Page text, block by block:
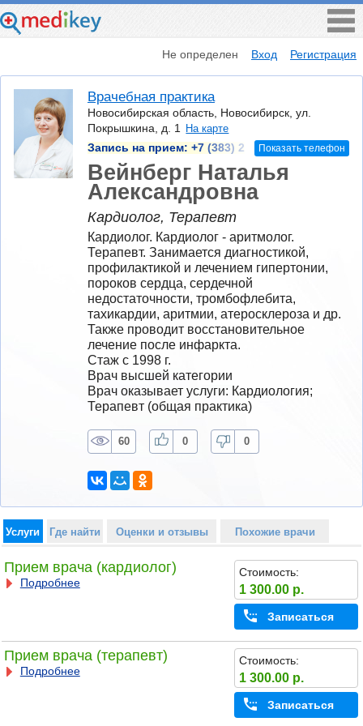
Не определен Вход Регистрация
Врачебная практика
Новосибирская область, Новосибирск, ул.
Покрышкина, д. 1
На карте
Запись на прием: +7 (383) 2 Показать телефон
Вейнберг Наталья
Александровна
Кардиолог, Терапевт
Кардиолог. Кардиолог - аритмолог.
Терапевт. Занимается диагностикой,
профилактикой и лечением гипертонии,
пороков сердца, сердечной
недостаточности, тромбофлебита,
тахикардии, аритмии, атеросклероза и др.
Также проводит восстановительное
лечение после инфаркта.
Стаж с 1998 г.
Врач высшей категории
Врач оказывает услуги: Кардиология;
Терапевт (общая практика)
60 0 0
Услуги Где найти Оценки и отзывы Похожие врачи
Прием врача (кардиолог)
Подробнее
Стоимость:
1 300.00 р.
Записаться
Прием врача (терапевт)
Подробнее
Стоимость:
1 300.00 р.
Записаться